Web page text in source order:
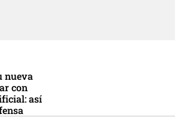
nueva
con
así